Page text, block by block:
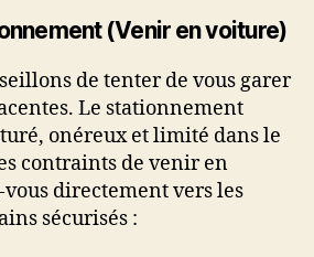
(Venir en voiture)
de tenter de vous garer
Le stationnement
onéreux et limité dans le
contraints de venir en
directement vers les
sécurisés :